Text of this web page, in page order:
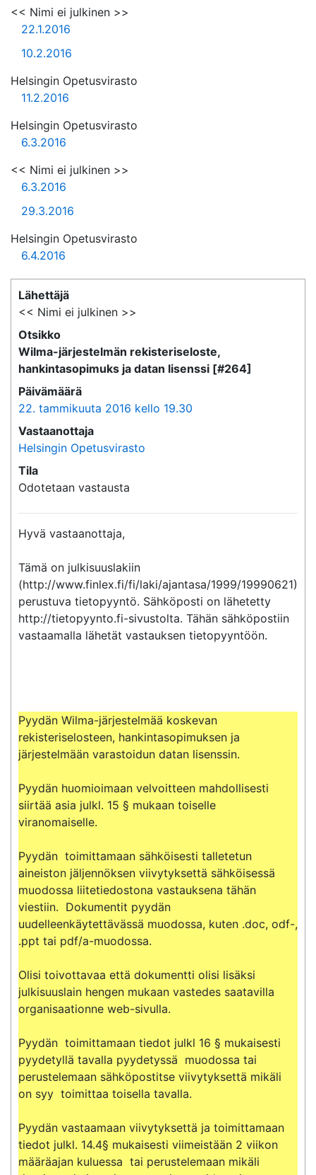
<< Nimi ei julkinen >>
22.1.2016
10.2.2016
Helsingin Opetusvirasto
11.2.2016
Helsingin Opetusvirasto
6.3.2016
<< Nimi ei julkinen >>
6.3.2016
29.3.2016
Helsingin Opetusvirasto
6.4.2016
Lähettäjä
<< Nimi ei julkinen >>
Otsikko
Wilma-järjestelmän rekisteriseloste,
hankintasopimuks ja datan lisenssi [#264]
Päivämäärä
22. tammikuuta 2016 kello 19.30
Vastaanottaja
Helsingin Opetusvirasto
Tila
Odotetaan vastausta
Hyvä vastaanottaja,
Tämä on julkisuuslakiin
(http://www.finlex.fi/fi/laki/ajantasa/1999/19990621)
perustuva tietopyyntö. Sähköposti on lähetetty
http://tietopyynto.fi-sivustolta. Tähän sähköpostiin
vastaamalla lähetät vastauksen tietopyyntöön.
Pyydän Wilma-järjestelmää koskevan
rekisteriselosteen, hankintasopimuksen ja
järjestelmään varastoidun datan lisenssin.
Pyydän huomioimaan velvoitteen mahdollisesti
siirtää asia julkl. 15 § mukaan toiselle
viranomaiselle.
Pyydän  toimittamaan sähköisesti talletetun
aineiston jäljennöksen viivytyksettä sähköisessä
muodossa liitetiedostona vastauksena tähän
viestiin.  Dokumentit pyydän
uudelleenkäytettävässä muodossa, kuten .doc, odf-,
.ppt tai pdf/a-muodossa.
Olisi toivottavaa että dokumentti olisi lisäksi
julkisuuslain hengen mukaan vastedes saatavilla
organisaationne web-sivulla.
Pyydän  toimittamaan tiedot julkl 16 § mukaisesti
pyydetyllä tavalla pyydetyssä  muodossa tai
perustelemaan sähköpostitse viivytyksettä mikäli
on syy  toimittaa toisella tavalla.
Pyydän vastaamaan viivytyksettä ja toimittamaan
tiedot julkl. 14.4§ mukaisesti viimeistään 2 viikon
määräajan kuluessa  tai perustelemaan mikäli